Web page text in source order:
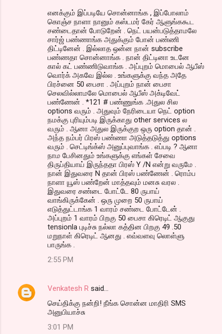
எனக்கும் இப்படியே சொன்னாங்க , இப்போலாம்
கொஞ்ச நாளா நானும் கஸ்டமர் கேர் ஆளுங்ககூட
சண்டைதான் போடுறேன் . நெட் பயன்படுத்தாமலே
சார்ஜ் பண்ணாங்க அதுக்கும் போன் பண்ணி
திட்டினேன் . இல்லாத ஒன்ன நான் subscribe
பண்ணதா சொன்னாங்க . நான் திட்டினா உடனே
கால் கட் பண்ணிடுவாங்க . அப்புறம் மொபைல் ஆபீஸ்
வொர்க் அகவே இல்ல . உங்களுக்கு வந்த அதே
பிரச்னை 50 பைசா . அப்புறம் நான் பைசா
செலவில்லாமலே மொபைல் ஆபீஸ் அக்டிவேட்
பண்ணேன் . *121 # பண்ணுங்க .அதுல சில
options வரும் . அதுவும் நேரிடையா நெட் option
நமக்கு புரியும்படி இருக்காது other services ல
வரும் . ஆனா அதுல இருக்குற ஒரு option தான் .
அந்த நம்பர் பிரஸ் பண்ணா அடுத்தடுத்து options
வரும் . செட்டிங்க்ஸ் அனுப்புவாங்க . எப்படி ? ஆனா
நாம பேசினதும் உங்களுக்கு எங்கள் சேவை
திருப்தியாய் இருந்ததா பிரஸ் Y /N என்று வருமே .
நான் இதுவரை N தான் பிரஸ் பண்ணேன் . ரொம்ப
நாளா யூஸ் பண்றேன் மாத்தவும் மனசு வரல .
இதுவரை சண்டை போட்டே 80 ருபாய்
வாங்கிருக்கேன் . ஒரு முறை 50 ருபாய்
எடுத்துட்டாங்க 1 வாரம் சண்டை போட்டேன் .
அப்புறம் 1 வாரம் பிறகு 50 பைசா கிரெடிட் ஆகுது
tensionla புடிச்சு நல்லா கத்தின பிறகு 49 .50
மறுநாள் கிரெடிட் ஆனது . எவ்வளவு லொள்ளு
பாருங்க .
2:55 PM
Venkatesh R said…
செய்திக்கு நன்றி! நீங்க சொன்ன மாதிரி SMS
அனுபியாச்சு
3:01 PM